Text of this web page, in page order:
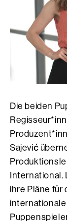
Die beiden
Sajević
International.
ihre Pläne für